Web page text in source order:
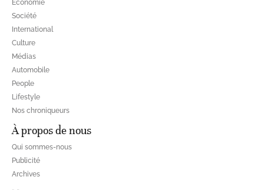
Economie
Société
International
Culture
Médias
Automobile
People
Lifestyle
Nos chroniqueurs
À propos de nous
Qui sommes-nous
Publicité
Archives